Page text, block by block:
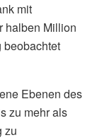
mit
halben Million
beobachtet
Ebenen des
zu mehr als
zu